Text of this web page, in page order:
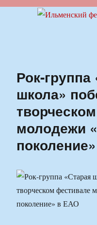
Ильменский
Рок-группа
школа»
молодежи